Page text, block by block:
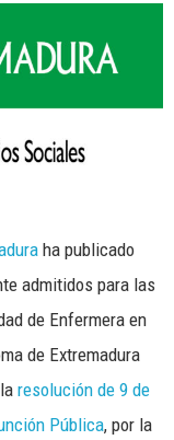
ha publicado
admitidos para las
de Enfermera en
de Extremadura
resolución de 9 de
Pública, por la